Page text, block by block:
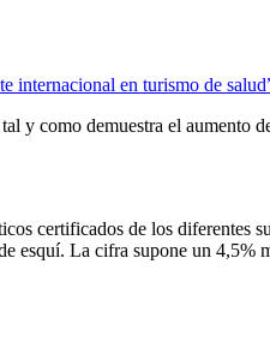
internacional en turismo de
y como demuestra el aumento
certificados de los diferentes
esquí. La cifra supone un 4,5%